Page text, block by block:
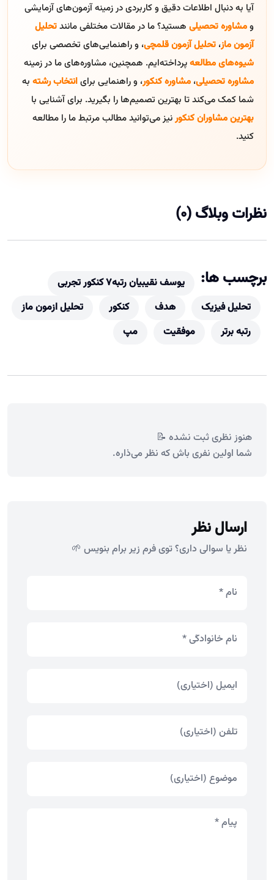
آیا به دنبال اطلاعات دقیق و کاربردی در زمینه آزمون‌های آزمایشی
ومشاوره تحصیلی هستید؟ ما در مقالات مختلفی مانندتحلیل
آزمون ماز، تحلیل آزمون قلمچی، و راهنمایی‌های تخصصی برای
شیوه‌های مطالعهپرداخته‌ایم. همچنین، مشاوره‌های ما در زمینه
مشاوره تحصیلی، مشاوره کنکور، و راهنمایی برایانتخاب رشته به
شما کمک می‌کند تا بهترین تصمیم‌ها را بگیرید. برای آشنایی با
بهترین مشاوران کنکورنیز می‌توانید مطالب مرتبط ما را مطالعه
کنید.
نظرات وبلاگ (0)
برچسب ها:
یوسف نقیبیان رتبه۷ کنکور تجربی
تحلیل فیزیک
هدف کنکور
تحلیل ازمون ماز
رتبه برتر
موفقیت مپ
هنوز نظری ثبت نشده 📝
شما اولین نفری باش که نظر می‌ذاره.
ارسال نظر
نظر یا سوالی داری؟ توی فرم زیر برام بنویس 🌱